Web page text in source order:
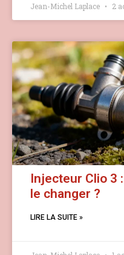
Jean-Michel Laplace 2
Injecteur Clio 3
le changer ?
LIRE LA SUITE »